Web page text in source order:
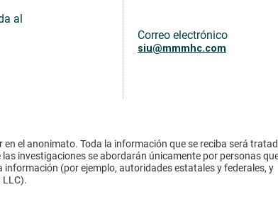
al
Correo electrónico
siu@mmmhc.com
en el anonimato. Toda la información que se reciba será
investigaciones se abordarán únicamente por personas
(por ejemplo, autoridades estatales y federales, y
LLC).